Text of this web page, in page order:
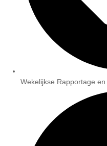
Wekelijkse Rapportage